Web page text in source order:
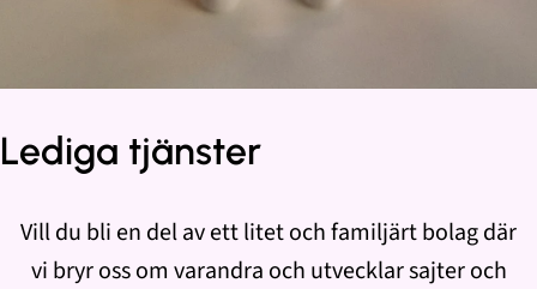
Lediga tjänster
Vill du bli en del av ett litet och familjärt bolag där
vi bryr oss om varandra och utvecklar sajter och